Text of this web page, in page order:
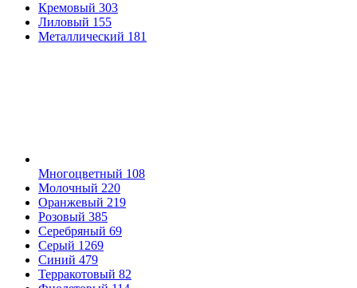
Кремовый 303
Лиловый 155
Металлический 181
Многоцветный 108
Молочный 220
Оранжевый 219
Розовый 385
Серебряный 69
Серый 1269
Синий 479
Терракотовый 82